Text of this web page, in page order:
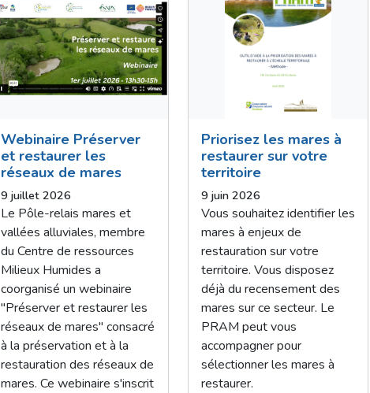
Webinaire Préserver
et restaurer les
réseaux de mares
9 juillet 2026
Le Pôle-relais mares et
vallées alluviales, membre
du Centre de ressources
Milieux Humides a
coorganisé un webinaire
"Préserver et restaurer les
réseaux de mares" consacré
à la préservation et à la
restauration des réseaux de
mares. Ce webinaire s'inscrit
Priorisez les mares à
restaurer sur votre
territoire
9 juin 2026
Vous souhaitez identifier les
mares à enjeux de
restauration sur votre
territoire. Vous disposez
déjà du recensement des
mares sur ce secteur. Le
PRAM peut vous
accompagner pour
sélectionner les mares à
restaurer.